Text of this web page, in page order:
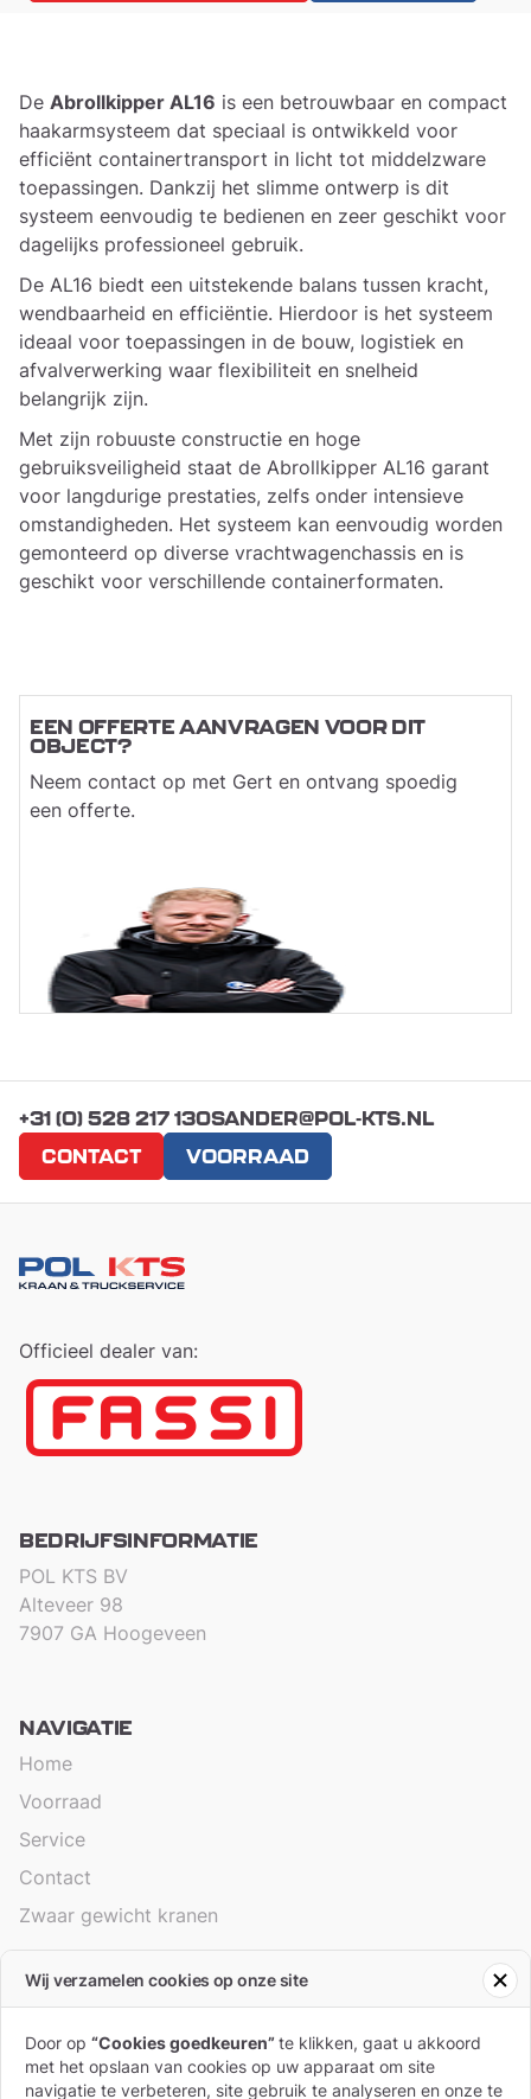
De Abrollkipper AL16 is een betrouwbaar en compact
haakarmsysteem dat speciaal is ontwikkeld voor
efficiënt containertransport in licht tot middelzware
toepassingen. Dankzij het slimme ontwerp is dit
systeem eenvoudig te bedienen en zeer geschikt voor
dagelijks professioneel gebruik.
De AL16 biedt een uitstekende balans tussen kracht,
wendbaarheid en efficiëntie. Hierdoor is het systeem
ideaal voor toepassingen in de bouw, logistiek en
afvalverwerking waar flexibiliteit en snelheid
belangrijk zijn.
Met zijn robuuste constructie en hoge
gebruiksveiligheid staat de Abrollkipper AL16 garant
voor langdurige prestaties, zelfs onder intensieve
omstandigheden. Het systeem kan eenvoudig worden
gemonteerd op diverse vrachtwagenchassis en is
geschikt voor verschillende containerformaten.
EEN OFFERTE AANVRAGEN VOOR DIT
OBJECT?
Neem contact op met Gert en ontvang spoedig
een offerte.
+31 (0) 528 217 130SANDER@POL-KTS.NL
CONTACT
VOORRAAD
Officieel dealer van:
BEDRIJFSINFORMATIE
POL KTS BV
Alteveer 98
7907 GA Hoogeveen
NAVIGATIE
Home
Voorraad
Service
Contact
Zwaar gewicht kranen
ALGEMEEN
Branches
Algemene voorwaarden
Wij verzamelen cookies op onze site
Door op “Cookies goedkeuren” te klikken, gaat u akkoord
met het opslaan van cookies op uw apparaat om site
navigatie te verbeteren, site gebruik te analyseren en onze te